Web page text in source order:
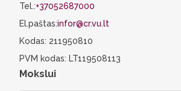
Tel.:+37052687000
El.paštas:infor@cr.vu.lt
Kodas: 211950810
PVM kodas: LT119508113
Mokslui